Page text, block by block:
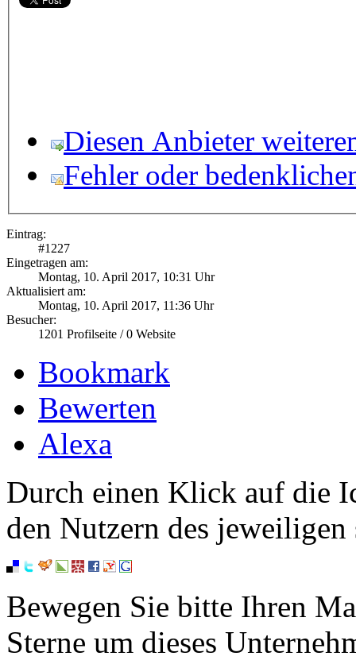
Diesen Anbieter
Fehler oder
Eintrag:
#1227
Eingetragen am:
Montag, 10. April 2017, 10:31 Uhr
Aktualisiert am:
Montag, 10. April 2017, 11:36 Uhr
Besucher:
1201 Profilseite /0 Website
Bookmark
Bewerten
Alexa
Durch einen Klick auf die
den Nutzern des
Bewegen Sie bitte Ihren
Sterne um dieses